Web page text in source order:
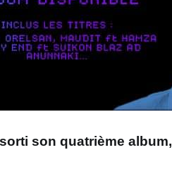
son quatrième album,